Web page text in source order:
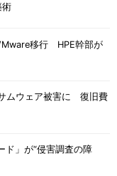
移行 HPE幹部が
ムウェア被害に 復旧費
ド」が“侵害調査の障